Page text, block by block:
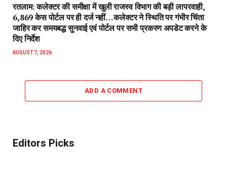
रतलाम: कलेक्टर की समीक्षा में खुली राजस्व विभाग की बड़ी लापरवाही,
6,869 केस पोर्टल पर ही दर्ज नहीं…कलेक्टर ने स्थिति पर गंभीर चिंता
जाहिर कर समयबद्ध सुनवाई एवं पोर्टल पर सभी प्रकरण अपडेट करने के
दिए निर्देश
AUGUST 7, 2026
ADD A COMMENT
Editors Picks